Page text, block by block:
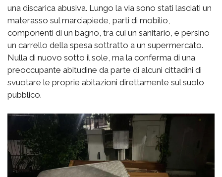
una discarica abusiva. Lungo la via sono stati lasciati un
materasso sul marciapiede, parti di mobilio,
componenti di un bagno, tra cui un sanitario, e persino
un carrello della spesa sottratto a un supermercato.
Nulla di nuovo sotto il sole, ma la conferma di una
preoccupante abitudine da parte di alcuni cittadini di
svuotare le proprie abitazioni direttamente sul suolo
pubblico.